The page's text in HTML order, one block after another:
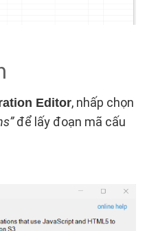
Editor, nhấp chọn
để lấy đoạn mã cấu